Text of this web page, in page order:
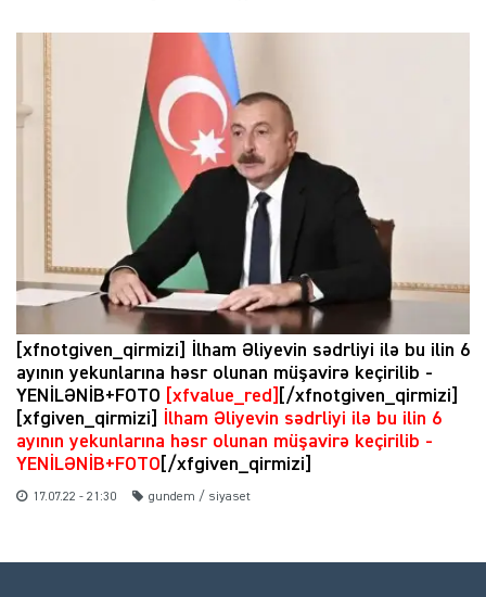
[xfnotgiven_qirmizi] İlham Əliyevin sədrliyi ilə bu ilin 6
ayının yekunlarına həsr olunan müşavirə keçirilib -
YENİLƏNİB+FOTO
[xfvalue_red]
[/xfnotgiven_qirmizi]
[xfgiven_qirmizi]
İlham Əliyevin sədrliyi ilə bu ilin 6
ayının yekunlarına həsr olunan müşavirə keçirilib -
YENİLƏNİB+FOTO [/xfgiven_qirmizi]
17.07.22 - 21:30 gundem / siyaset